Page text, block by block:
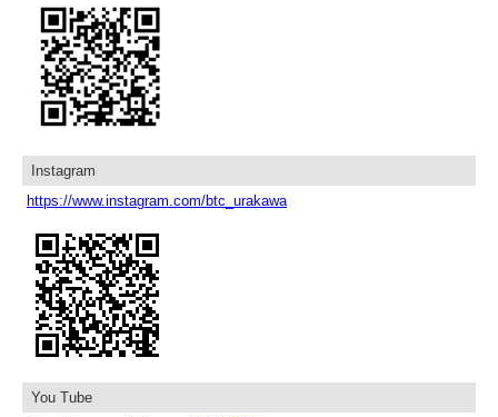
Instagram
https://www.instagram.com/btc_urakawa
You Tube